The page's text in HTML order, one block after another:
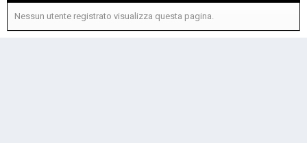
Nessun utente registrato visualizza questa pagina.